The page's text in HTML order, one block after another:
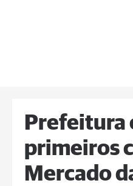
Prefeitura
primeiros
Mercado